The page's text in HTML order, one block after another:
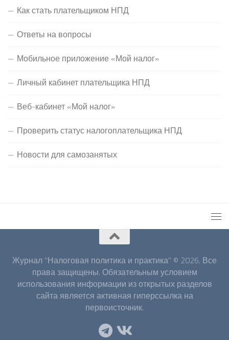
Как стать плательщиком НПД
Ответы на вопросы
Мобильное приложение «Мой налог»
Личный кабинет плательщика НПД
Веб-кабинет «Мой налог»
Проверить статус налогоплательщика НПД
Новости для самозанятых
Журнал "Налоговая политика и практика" © 2026. Все
права защищены. Обязательным условием
использования информации из открытых разделов
сайта является активная гиперссылка на
первоисточник.